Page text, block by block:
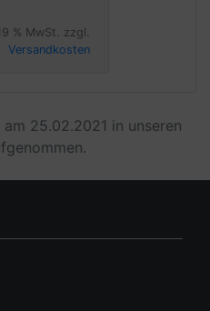
% MwSt. zzgl.
Versandkosten
25.02.2021 in unseren